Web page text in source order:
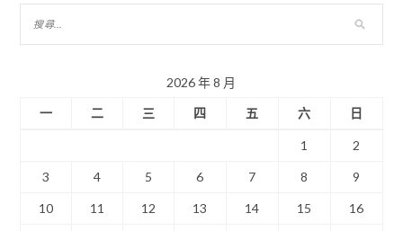
2026 年 8 月
一
二 三 四 五 六 日
1 2
3 4 5 6 7 8 9
10 11 12 13 14 15 16